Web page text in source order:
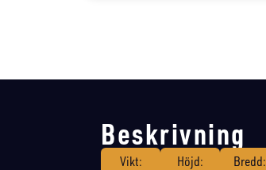
Beskrivning
Vikt:
Höjd:
Bredd: